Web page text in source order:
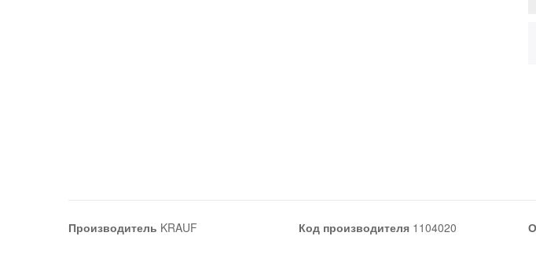
Производитель KRAUF Код производителя1104020